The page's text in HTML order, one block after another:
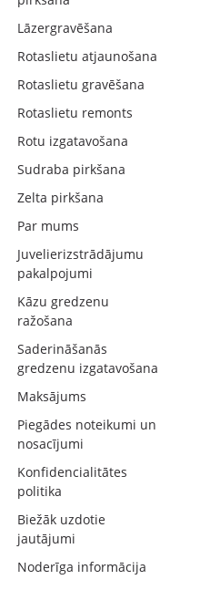
Lāzergravēšana
Rotaslietu atjaunošana
Rotaslietu gravēšana
Rotaslietu remonts
Rotu izgatavošana
Sudraba pirkšana
Zelta pirkšana
Par mums
Juvelierizstrādājumu
pakalpojumi
Kāzu gredzenu
ražošana
Saderināšanās
gredzenu izgatavošana
Maksājums
Piegādes noteikumi un
nosacījumi
Konfidencialitātes
politika
Biežāk uzdotie
jautājumi
Noderīga informācija